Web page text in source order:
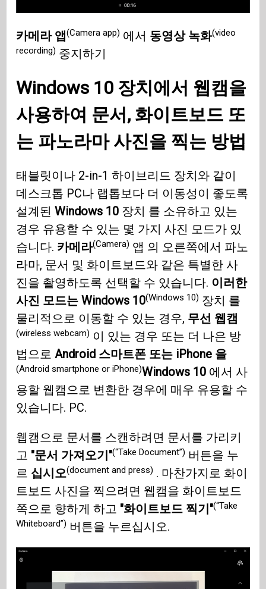
카메라 앱(Camera app) 에서 동영상 녹화(video
recording) 중지하기
Windows 10 장치에서 웹캠을
사용하여 문서, 화이트보드 또
는 파노라마 사진을 찍는 방법
태블릿이나 2-in-1 하이브리드 장치와 같이
데스크톱 PC나 랩톱보다 더 이동성이 좋도록
설계된Windows 10 장치 를 소유하고 있는
경우 유용할 수 있는 몇 가지 사진 모드가 있
습니다. 카메라(Camera) 앱 의 오른쪽에서 파노
라마, 문서 및 화이트보드와 같은 특별한 사
진을 촬영하도록 선택할 수 있습니다. 이러한
사진 모드는 Windows 10(Windows 10) 장치 를
물리적으로 이동할 수 있는 경우, 무선 웹캠
(wireless webcam) 이 있는 경우 또는 더 나은 방
법으로Android 스마트폰 또는 iPhone 을
(Android smartphone or iPhone)Windows 10 에서 사
용할 웹캠으로 변환한 경우에 매우 유용할 수
있습니다. PC.
웹캠으로 문서를 스캔하려면 문서를 가리키
고 "문서 가져오기"(“Take Document”) 버튼을 누
르 십시오(document and press) . 마찬가지로 화이
트보드 사진을 찍으려면 웹캠을 화이트보드
쪽으로 향하게 하고 "화이트보드 찍기"(“Take
Whiteboard”) 버튼을 누르십시오.